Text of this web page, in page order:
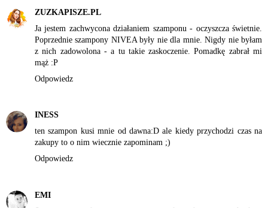
ZUZKAPISZE.PL
Ja jestem zachwycona działaniem szamponu - oczyszcza świetnie.
Poprzednie szampony NIVEA były nie dla mnie. Nigdy nie byłam
z nich zadowolona - a tu takie zaskoczenie. Pomadkę zabrał mi
mąż :P
Odpowiedz
INESS
ten szampon kusi mnie od dawna:D ale kiedy przychodzi czas na
zakupy to o nim wiecznie zapominam ;)
Odpowiedz
EMI